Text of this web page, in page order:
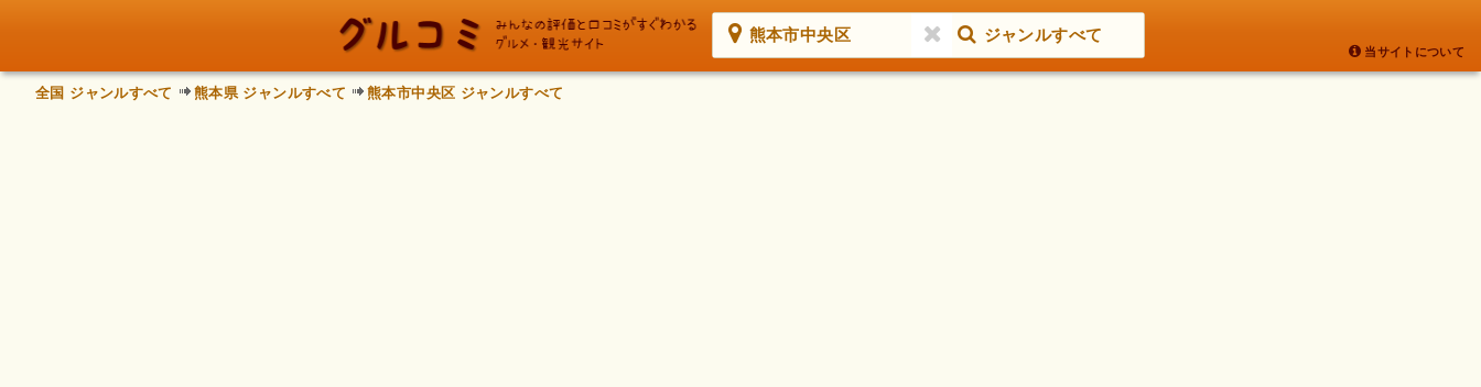
熊本市中央区 ジャンルすべて
当サイトについて
全国 ジャンルすべて 熊本県 ジャンルすべて 熊本市中央区 ジャンルすべて